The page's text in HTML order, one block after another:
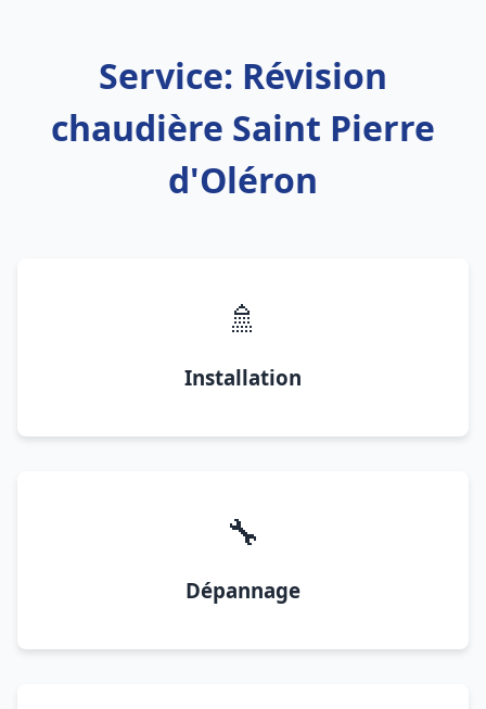
Service: Révision
chaudière Saint Pierre
d'Oléron
🚿
Installation
🔧
Dépannage